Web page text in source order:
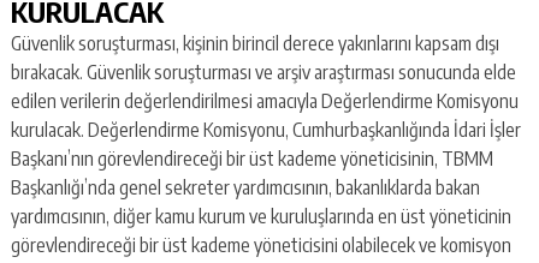
KURULACAK
Güvenlik soruşturması, kişinin birincil derece yakınlarını kapsam dışı
bırakacak. Güvenlik soruşturması ve arşiv araştırması sonucunda elde
edilen verilerin değerlendirilmesi amacıyla Değerlendirme Komisyonu
kurulacak. Değerlendirme Komisyonu, Cumhurbaşkanlığında İdari İşler
Başkanı’nın görevlendireceği bir üst kademe yöneticisinin, TBMM
Başkanlığı’nda genel sekreter yardımcısının, bakanlıklarda bakan
yardımcısının, diğer kamu kurum ve kuruluşlarında en üst yöneticinin
görevlendireceği bir üst kademe yöneticisini olabilecek ve komisyon